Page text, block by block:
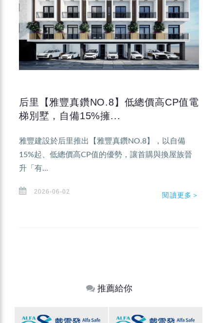
后里【雅豐真鑽NO.8】低總價高CP值電
梯別墅，自備15%擁...
雅豐建設於后里推出【雅豐真鑽NO.8】，以自備
15%起、低總價高CP值的優勢，讓首購與換屋族晉
升「有...
2026-06-02 閱讀更多＞
推薦給你